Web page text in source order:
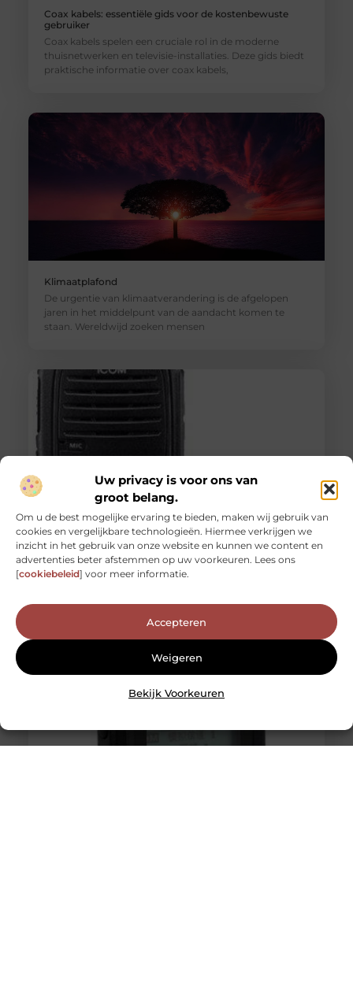
Uw privacy is voor ons van
groot belang.
Om u de best mogelijke ervaring te bieden, maken wij gebruik van
cookies en vergelijkbare technologieën. Hiermee verkrijgen we
inzicht in het gebruik van onze website en kunnen we content en
advertenties beter afstemmen op uw voorkeuren. Lees ons
[cookiebeleid] voor meer informatie.
Accepteren
Weigeren
Bekijk Voorkeuren
Coax kabels: essentiële gids voor de kostenbewuste
gebruiker
Coax kabels spelen een cruciale rol in de moderne
thuisnetwerken en televisie-installaties. Deze gids biedt
praktische informatie over coax kabels,
Klimaatplafond
De urgentie van klimaatverandering is de afgelopen
jaren in het middelpunt van de aandacht komen te
staan. Wereldwijd zoeken mensen
Icom radio's: communicatie op een slimme en
voordelige manier
Stel je voor dat je je in een noodsituatie bevindt, ver
verwijderd van het bereik van je mobiele telefoon, en